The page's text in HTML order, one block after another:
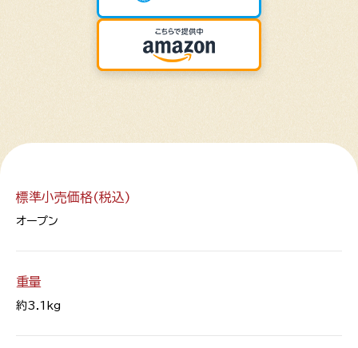
標準小売価格(税込)
オープン
重量
約3.1kg